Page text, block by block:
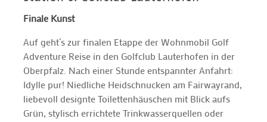
Finale Kunst
Auf geht’s zur finalen Etappe der Wohnmobil Golf
Adventure Reise in den Golfclub Lauterhofen in der
Oberpfalz. Nach einer Stunde entspannter Anfahrt:
Idylle pur! Niedliche Heidschnucken am Fairwayrand,
liebevoll designte Toilettenhäuschen mit Blick aufs
Grün, stylisch errichtete Trinkwasserquellen oder